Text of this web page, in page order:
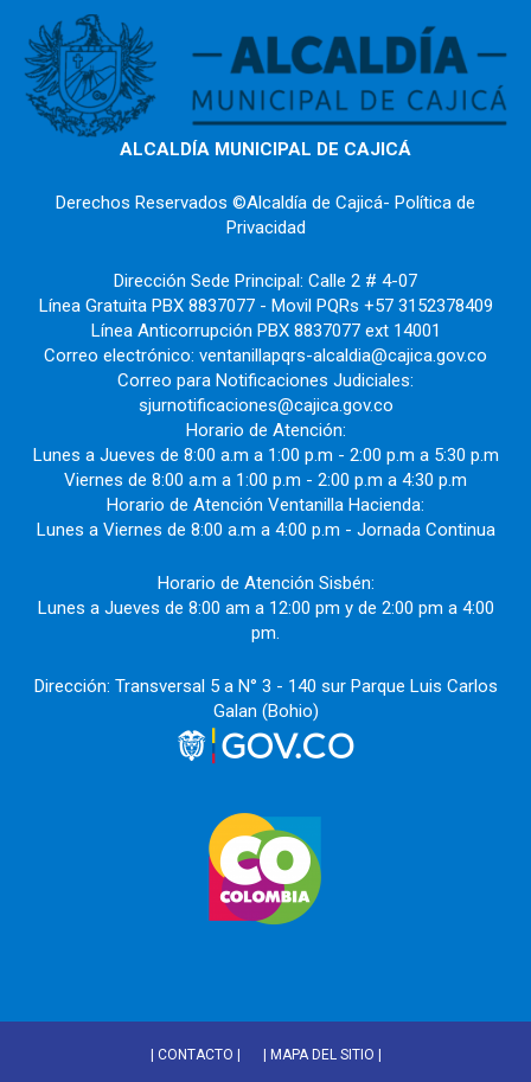
ALCALDÍA MUNICIPAL DE CAJICÁ
Derechos Reservados ©Alcaldía de Cajicá- Política de
Privacidad
Dirección Sede Principal: Calle 2 # 4-07
Línea Gratuita PBX 8837077 - Movil PQRs +57 3152378409
Línea Anticorrupción PBX 8837077 ext 14001
Correo electrónico: ventanillapqrs-alcaldia@cajica.gov.co
Correo para Notificaciones Judiciales:
sjurnotificaciones@cajica.gov.co
Horario de Atención:
Lunes a Jueves de 8:00 a.m a 1:00 p.m - 2:00 p.m a 5:30 p.m
Viernes de 8:00 a.m a 1:00 p.m - 2:00 p.m a 4:30 p.m
Horario de Atención Ventanilla Hacienda:
Lunes a Viernes de 8:00 a.m a 4:00 p.m - Jornada Continua
Horario de Atención Sisbén:
Lunes a Jueves de 8:00 am a 12:00 pm y de 2:00 pm a 4:00
pm.
Dirección: Transversal 5 a N° 3 - 140 sur Parque Luis Carlos
Galan (Bohio)
| CONTACTO | | MAPA DEL SITIO |